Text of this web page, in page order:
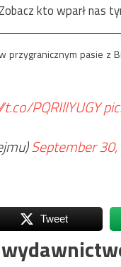
kto wparł nas
pasie z
PQRIllYUGY
September
Tweet